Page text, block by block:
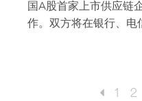
国A股首家上市供应链
作。双方将在银行、电
1 2